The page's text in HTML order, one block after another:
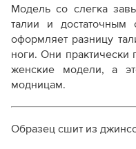
Модель со слегка
талии и достаточным
оформляет разницу
ноги. Они практически
женские модели, а
модницам.
Образец сшит из